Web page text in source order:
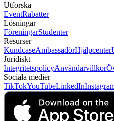
Utforska
EventRabatter
Lösningar
FöreningarStudenter
Resurser
KundcaseAmbassadörHjälpcenter
Juridiskt
IntegritetspolicyAnvändarvillkor
Sociala medier
TikTokYouTubeLinkedIn